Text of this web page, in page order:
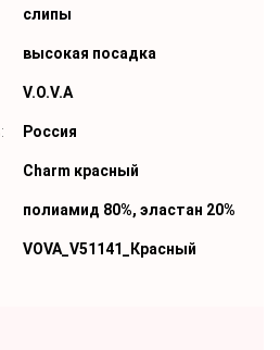
слипы
высокая посадка
V.O.V.A
Россия
Charm красный
полиамид 80%, эластан 20%
VOVA_V51141_Красный